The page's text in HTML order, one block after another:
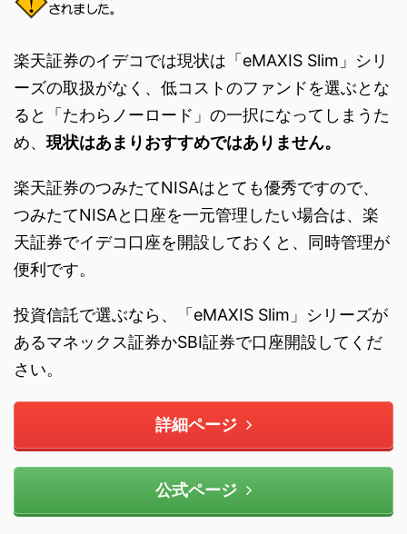
楽天証券のイデコでは現状は「eMAXIS Slim」シリ
ーズの取扱がなく、低コストのファンドを選ぶとな
ると「たわらノーロード」の一択になってしまうた
め、 現状はあまりおすすめではありません。
楽天証券のつみたてNISAはとても優秀ですので、
つみたてNISAと口座を一元管理したい場合は、楽
天証券でイデコ口座を開設しておくと、同時管理が
便利です。
投資信託で選ぶなら、「eMAXIS Slim」シリーズが
あるマネックス証券かSBI証券で口座開設してくだ
さい。
詳細ページ
公式ページ